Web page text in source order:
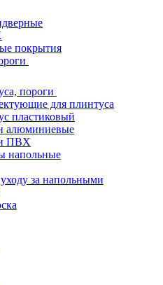
покрытия
пороги
для плинтуса
пластиковый
алюминиевые
ПВХ
напольные
за напольными